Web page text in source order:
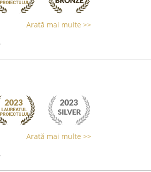
Arată mai multe >>
Arată mai multe >>